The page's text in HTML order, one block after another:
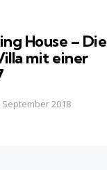
House – Die
mit einer
September 2018